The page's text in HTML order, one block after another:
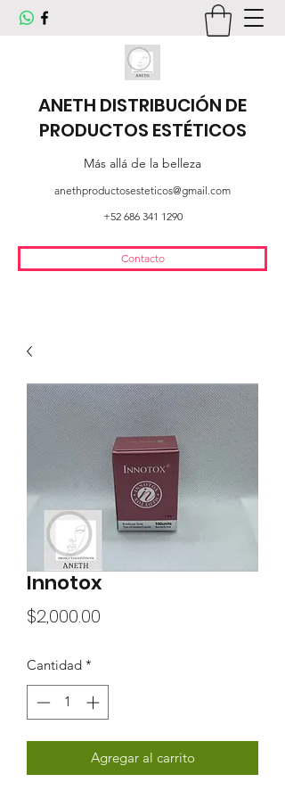
ANETH DISTRIBUCIÓN DE
PRODUCTOS ESTÉTICOS
Más allá de la belleza
anethproductosesteticos@gmail.com
+52 686 341 1290
Contacto
Innotox
$2,000.00
Cantidad *
Agregar al carrito